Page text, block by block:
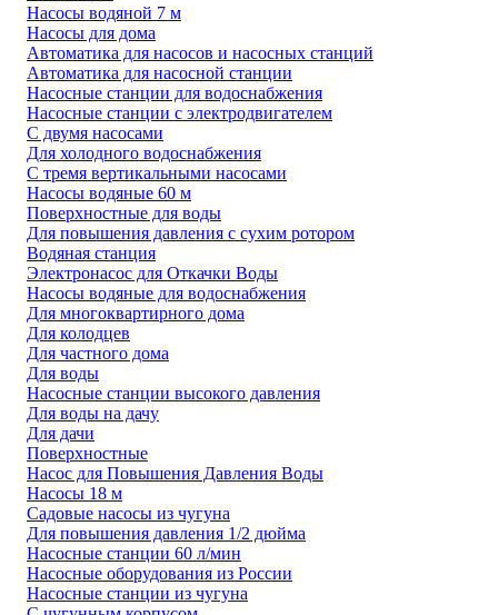
Насосы водяной 7 м
Насосы для дома
Автоматика для насосов и насосных станций
Автоматика для насосной станции
Насосные станции для водоснабжения
Насосные станции с электродвигателем
С двумя насосами
Для холодного водоснабжения
С тремя вертикальными насосами
Насосы водяные 60 м
Поверхностные для воды
Для повышения давления с сухим ротором
Водяная станция
Электронасос для Откачки Воды
Насосы водяные для водоснабжения
Для многоквартирного дома
Для колодцев
Для частного дома
Для воды
Насосные станции высокого давления
Для воды на дачу
Для дачи
Поверхностные
Насос для Повышения Давления Воды
Насосы 18 м
Садовые насосы из чугуна
Для повышения давления 1/2 дюйма
Насосные станции 60 л/мин
Насосные оборудования из России
Насосные станции из чугуна